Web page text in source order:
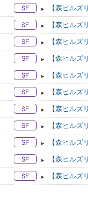
【森ヒル
【森ヒルズ
【森ヒルズ
【森ヒル
【森ヒルズ
【森ヒルズ
【森ヒルズ
【森ヒルズ
【森ヒルズ
【森ヒルズ
【森ヒル